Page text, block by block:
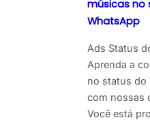
músicas no
WhatsApp
Ads Status
Aprenda a
no status do
com nossas
Você está